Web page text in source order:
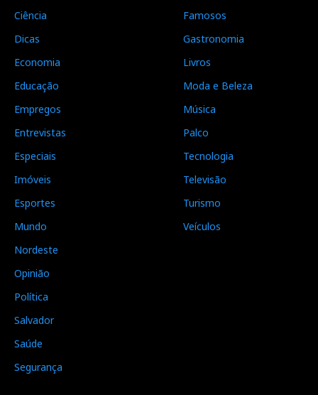
Ciência
Dicas
Economia
Educação
Empregos
Entrevistas
Especiais
Imóveis
Esportes
Mundo
Nordeste
Opinião
Política
Salvador
Saúde
Segurança
Famosos
Gastronomia
Livros
Moda e Beleza
Música
Palco
Tecnologia
Televisão
Turismo
Veículos